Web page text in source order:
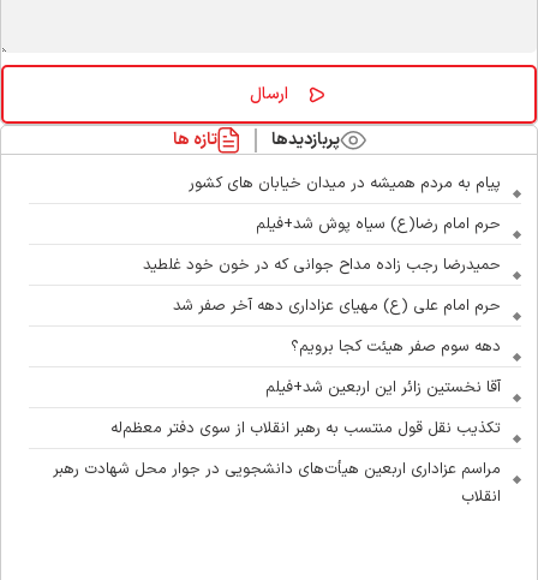
پربازدیدها تازه ها
پیام به مردم همیشه در میدان خیابان های کشور
حرم امام رضا(ع) سیاه پوش شد+فیلم
حمیدرضا رجب زاده مداح جوانی که در خون خود غلطید
حرم امام علی (ع) مهیای عزاداری دهه آخر صفر شد
دهه سوم صفر هیئت کجا برویم؟
آقا نخستین زائر این اربعین شد+فیلم
تکذیب نقل قول منتسب به رهبر انقلاب از سوی دفتر معظم‌له
مراسم عزاداری اربعین هیأت‌های دانشجویی در جوار محل شهادت رهبر
انقلاب